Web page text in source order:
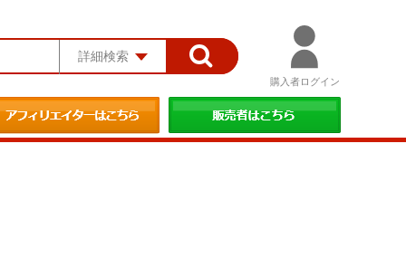
詳細検索
購入者ログイン